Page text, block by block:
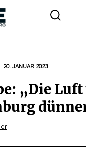
20. JANUAR 2023
„Die